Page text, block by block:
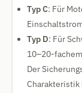
Typ C: Für
Typ D: Für
10–20-
Der
Charakteristik